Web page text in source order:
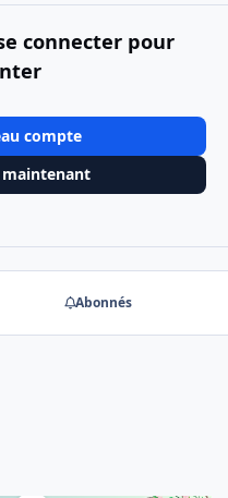
connecter pour
compte
maintenant
Abonnés